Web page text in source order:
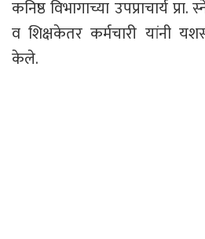
कनिष्ठ विभागाच्या उपप्राचार्य
व शिक्षकेतर कर्मचारी यांनी
केले.